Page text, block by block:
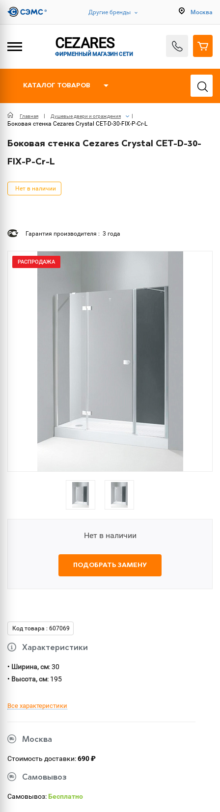
Другие бренды Москва
CEZARES
ФИРМЕННЫЙ МАГАЗИН СЕТИ
КАТАЛОГ ТОВАРОВ
Главная Душевые двери и ограждения
Боковая стенка Cezares Crystal CET-D-30-FIX-P-Cr-L
Боковая стенка Cezares Crystal CET-D-30-
FIX-P-Cr-L
Нет в наличии
Гарантия производителя : 3 года
РАСПРОДАЖА
Нет в наличии
ПОДОБРАТЬ ЗАМЕНУ
Код товара : 607069
Характеристики
• Ширина, см: 30
• Высота, см: 195
Все характеристики
Москва
Стоимость доставки:690 ₽
Самовывоз
Самовывоз:Бесплатно